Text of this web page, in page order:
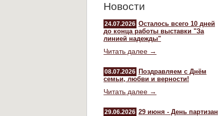
Новости
24.07.2026 Осталось всего 10 дней
до конца работы выставки "За
линией надежды"
Читать далее →
08.07.2026 Поздравляем с Днём
семьи, любви и верности!
Читать далее →
29.06.2026 29 июня - День партизан